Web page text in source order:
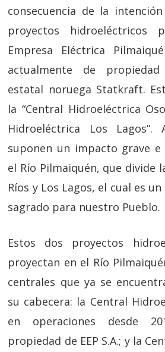
consecuencia de la
proyectos
Empresa Eléctrica
actualmente de
estatal noruega Statkraft.
la “Central Hidroeléctrica
Hidroeléctrica Los Lagos”.
suponen un impacto grave
el Río Pilmaiquén, que divide
Ríos y Los Lagos, el cual es
sagrado para nuestro Pueblo.
Estos dos proyectos
proyectan en el Río
centrales que ya se
su cabecera: la Central
en operaciones desde
propiedad de EEP S.A.; y la